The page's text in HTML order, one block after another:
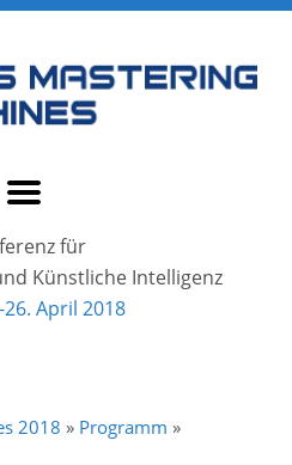
für
Künstliche Intelligenz
26. April 2018
2018 » Programm »